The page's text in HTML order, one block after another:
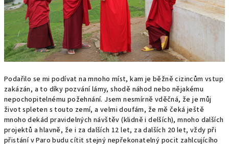
Podařilo se mi podívat na mnoho míst, kam je běžně cizincům vstup
zakázán, a to díky pozvání lámy, shodě náhod nebo nějakému
nepochopitelnému požehnání. Jsem nesmírně vděčná, že je můj
život spleten s touto zemí, a velmi doufám, že mě čeká ještě
mnoho dekád pravidelných návštěv (klidně i delších), mnoho dalších
projektů a hlavně, že i za dalších 12 let, za dalších 20 let, vždy při
přistání v Paro budu cítit stejný nepřekonatelný pocit zahlcujícího